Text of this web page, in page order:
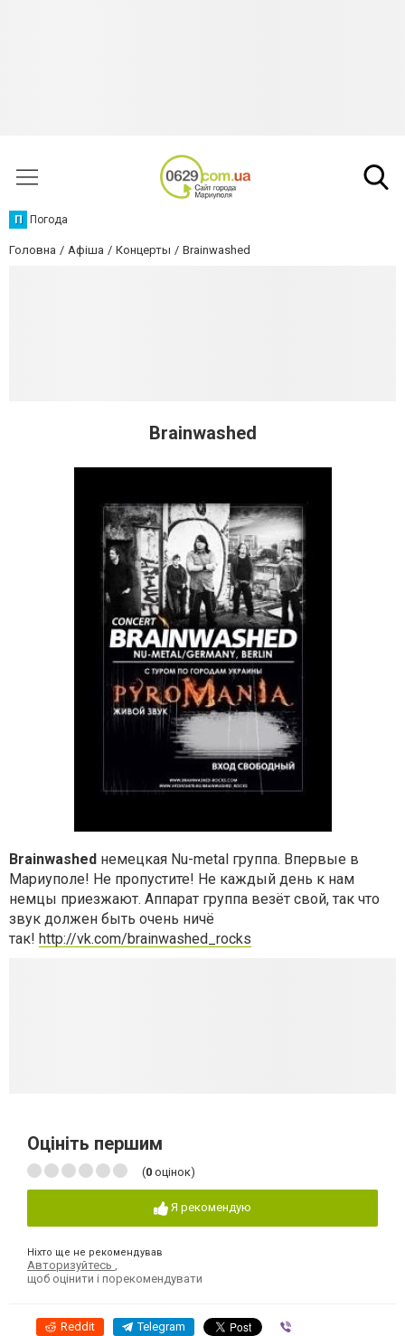
П Погода
Головна Афіша Концерты Brainwashed
Brainwashed
Brainwashed немецкая Nu-metal группа. Впервые в
Мариуполе! Не пропустите! Не каждый день к нам
немцы приезжают. Аппарат группа везёт свой, так что
звук должен быть очень ничё
так! http://vk.com/brainwashed_rocks
Оцініть першим
(0 оцінок)
Я рекомендую
Ніхто ще не рекомендував
Авторизуйтесь
щоб оцінити і порекомендувати
Reddit Telegram